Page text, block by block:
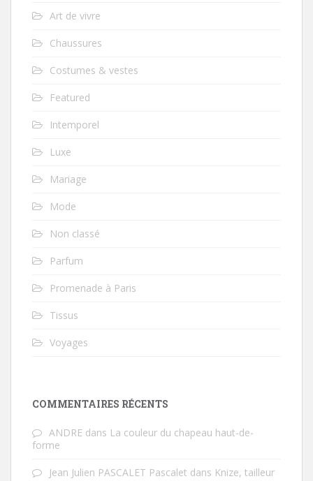
Art de vivre
Chaussures
Costumes & vestes
Featured
Intemporel
Luxe
Mariage
Mode
Non classé
Parfum
Promenade à Paris
Tissus
Voyages
COMMENTAIRES RÉCENTS
ANDRE dans La couleur du chapeau haut-de-
forme
Jean Julien PASCALET Pascalet dans Knize, tailleur